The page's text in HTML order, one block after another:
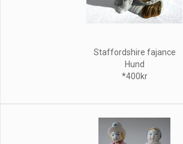
Staffordshire fajance
Hund
*400kr